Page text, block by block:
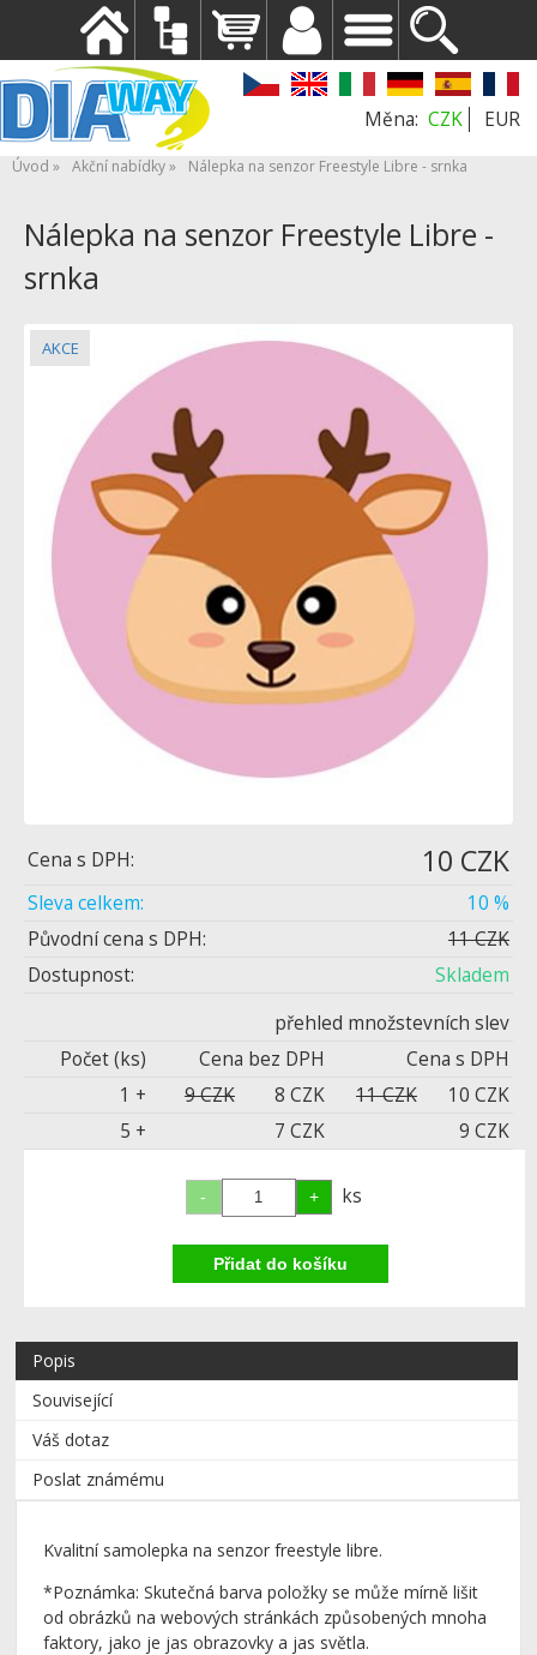
CZK EUR
Úvod Akční nabídky Nálepka na senzor Freestyle Libre - srnka
Nálepka na senzor Freestyle Libre -
srnka
Cena s DPH: 10 CZK
Sleva celkem:
10 %
Původní cena s DPH:
11 CZK
Dostupnost:
Skladem
přehled množstevních slev
Počet (ks)
Cena bez DPH
Cena s DPH
1 +
9 CZK 8 CZK 11 CZK
10 CZK
5 +
7 CZK 9 CZK
ks
Popis
Související
Váš dotaz
Poslat známému
Kvalitní samolepka na senzor freestyle libre.
*Poznámka: Skutečná barva položky se může mírně lišit
od obrázků na webových stránkách způsobených mnoha
faktory, jako je jas obrazovky a jas světla.